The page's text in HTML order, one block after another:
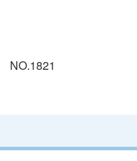
NO.1821